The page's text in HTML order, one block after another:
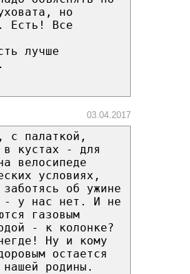
но
Есть! Все
лучше
03.04.2017
с палаткой,
в кустах - для
велосипеде
условиях,
об ужине
- у нас нет. И не
газовым
- к колонке?
Ну и кому
остается
родины.